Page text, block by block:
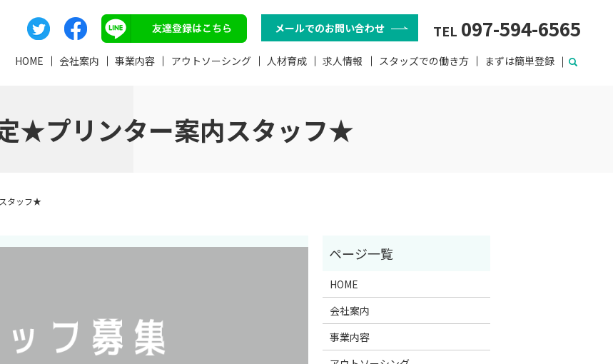
メールでのお問い合わせ TEL 097-594-6565
HOME 会社案内 事業内容 アウトソーシング 人材育成 求人情報 スタッズでの働き方 まずは簡単登録
★プリンター案内スタッフ★
タッフ★
HOME
会社案内
事業内容